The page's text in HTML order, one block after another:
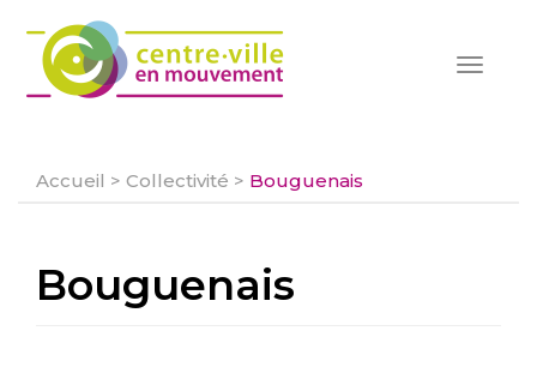
Toggle
Accueil > Collectivité > Bouguenais
Bouguenais